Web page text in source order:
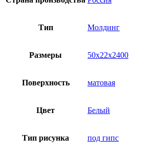
Тип Молдинг
Размеры 50x22x2400
Поверхность матовая
Цвет Белый
Тип рисунка под гипс